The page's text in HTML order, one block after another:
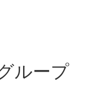
ループ